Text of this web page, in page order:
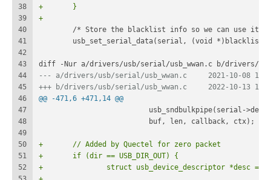
38
39
40
41
42
43
44
45
46
47
48
49
50
51
52
+	}
+
/* Store the blacklist info so we can use it
usb_set_serial_data(serial, (void *)blacklist);
diff -Nur a/drivers/usb/serial/usb_wwan.c b/drivers/
--- a/drivers/usb/serial/
+++ b/drivers/usb/serial/
@@ -471,6 +471,14 @@
usb_sndbulkpipe(serial-
buf, len, callback, ctx);
+	// Added by Quectel for zero packet
+	if (dir == USB_DIR_OUT) {
+		struct usb_device_descriptor *desc